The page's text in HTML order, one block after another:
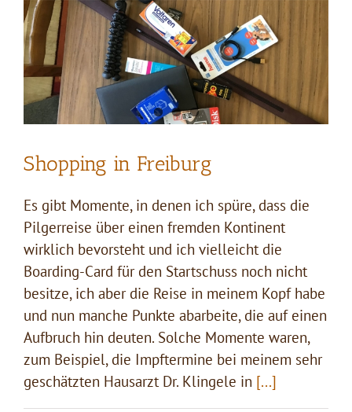
Shopping in Freiburg
Es gibt Momente, in denen ich spüre, dass die
Pilgerreise über einen fremden Kontinent
wirklich bevorsteht und ich vielleicht die
Boarding-Card für den Startschuss noch nicht
besitze, ich aber die Reise in meinem Kopf habe
und nun manche Punkte abarbeite, die auf einen
Aufbruch hin deuten. Solche Momente waren,
zum Beispiel, die Impftermine bei meinem sehr
geschätzten Hausarzt Dr. Klingele in [...]